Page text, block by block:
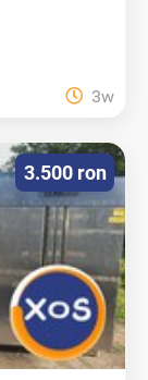
3w
3.500 ron